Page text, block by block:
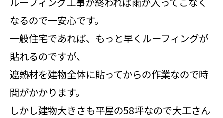
なるので一安心です。
一般住宅であれば、もっと早くルーフィングが
貼れるのですが、
遮熱材を建物全体に貼ってからの作業なので時
間がかかります。
しかし建物大きさも平屋の58坪なので大工さん